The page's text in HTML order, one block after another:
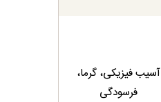
آسیب فیزیکی، گرما،
فرسودگی